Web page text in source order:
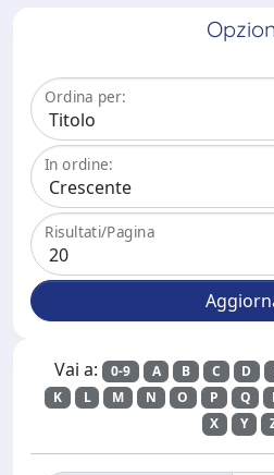
Ordina per:
In ordine:
Risultati/Pagina
Vai a: 0-9 A B C D
K
L M N O P Q
X
Y